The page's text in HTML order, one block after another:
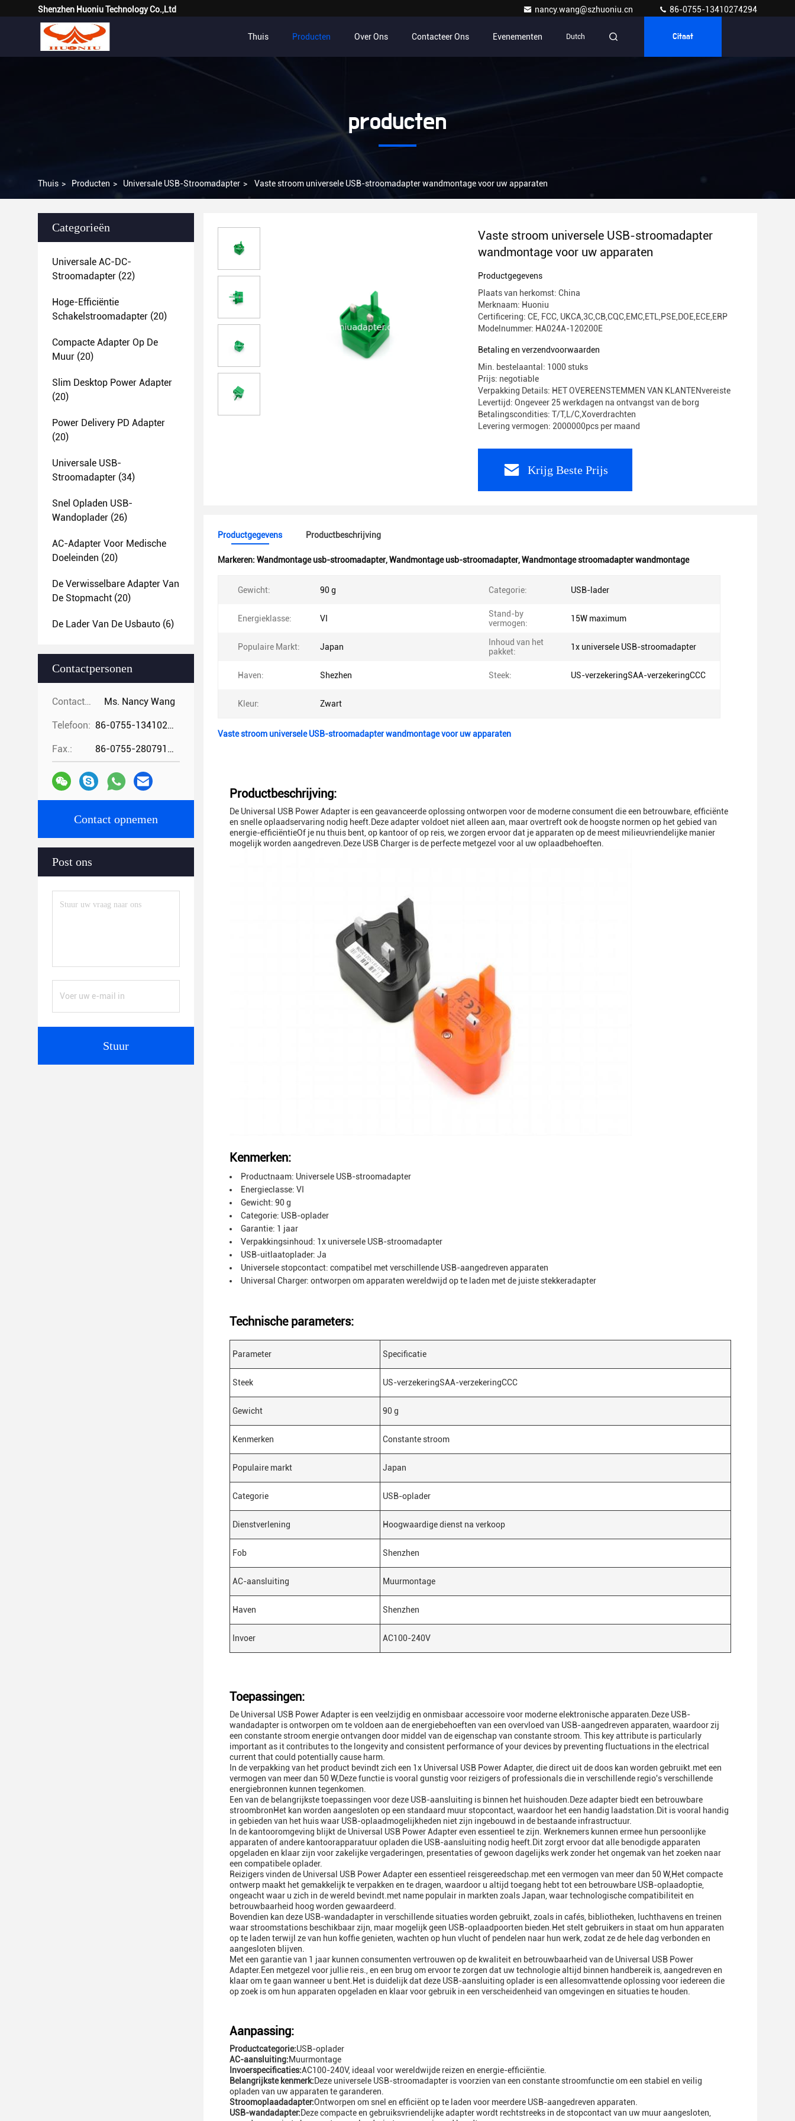
Shenzhen Huoniu Technology Co.,Ltd nancy.wang@szhuoniu.cn 86-0755-13410274294
Thuis Producten Over Ons Contacteer Ons Evenementen Dutch Citaat
producten
Thuis > Producten > Universale USB-Stroomadapter > Vaste stroom universele USB-stroomadapter wandmontage voor uw apparaten
Categorieën
Universale AC-DC-
Stroomadapter (22)
Hoge-Efficiëntie
Schakelstroomadapter (20)
Compacte Adapter Op De
Muur (20)
Slim Desktop Power Adapter
(20)
Power Delivery PD Adapter
(20)
Universale USB-
Stroomadapter (34)
Snel Opladen USB-
Wandoplader (26)
AC-Adapter Voor Medische
Doeleinden (20)
De Verwisselbare Adapter Van
De Stopmacht (20)
De Lader Van De Usbauto (6)
Contactpersonen
Contactpersonen: Ms. Nancy Wang
Telefoon: 86-0755-13410274294
Fax.: 86-0755-28079166
Contact opnemen
Post ons
Stuur
Vaste stroom universele USB-stroomadapter
wandmontage voor uw apparaten
Productgegevens
Plaats van herkomst: China
Merknaam: Huoniu
Certificering: CE, FCC, UKCA,3C,CB,CQC,EMC,ETL,PSE,DOE,ECE,ERP
Modelnummer: HA024A-120200E
Betaling en verzendvoorwaarden
Min. bestelaantal: 1000 stuks
Prijs: negotiable
Verpakking Details: HET OVEREENSTEMMEN VAN KLANTENvereiste
Levertijd: Ongeveer 25 werkdagen na ontvangst van de borg
Betalingscondities: T/T,L/C,Xoverdrachten
Levering vermogen: 2000000pcs per maand
Krijg Beste Prijs
Productgegevens Productbeschrijving
Markeren: Wandmontage usb-stroomadapter,Wandmontage usb-stroomadapter,Wandmontage stroomadapter wandmontage
Gewicht: 90 g Categorie: USB-lader
Energieklasse: VI
Stand-by
vermogen:
15W maximum
Populaire Markt: Japan
Inhoud van het
pakket:
1x universele USB-stroomadapter
Haven: Shezhen Steek: US-verzekeringSAA-verzekeringCCC
Kleur: Zwart
Vaste stroom universele USB-stroomadapter wandmontage voor uw apparaten
Productbeschrijving:
De Universal USB Power Adapter is een geavanceerde oplossing ontworpen voor de moderne consument die een betrouwbare, efficiënte
en snelle oplaadservaring nodig heeft.Deze adapter voldoet niet alleen aan, maar overtreft ook de hoogste normen op het gebied van
energie-efficiëntieOf je nu thuis bent, op kantoor of op reis, we zorgen ervoor dat je apparaten op de meest milieuvriendelijke manier
mogelijk worden aangedreven.Deze USB Charger is de perfecte metgezel voor al uw oplaadbehoeften.
Kenmerken:
Productnaam: Universele USB-stroomadapter
Energieclasse: VI
Gewicht: 90 g
Categorie: USB-oplader
Garantie: 1 jaar
Verpakkingsinhoud: 1x universele USB-stroomadapter
USB-uitlaatoplader: Ja
Universele stopcontact: compatibel met verschillende USB-aangedreven apparaten
Universal Charger: ontworpen om apparaten wereldwijd op te laden met de juiste stekkeradapter
Technische parameters:
Parameter Specificatie
Steek US-verzekeringSAA-verzekeringCCC
Gewicht 90 g
Kenmerken Constante stroom
Populaire markt Japan
Categorie USB-oplader
Dienstverlening Hoogwaardige dienst na verkoop
Fob Shenzhen
AC-aansluiting Muurmontage
Haven Shenzhen
Invoer AC100-240V
Toepassingen:
De Universal USB Power Adapter is een veelzijdig en onmisbaar accessoire voor moderne elektronische apparaten.Deze USB-
wandadapter is ontworpen om te voldoen aan de energiebehoeften van een overvloed van USB-aangedreven apparaten, waardoor zij
een constante stroom energie ontvangen door middel van de eigenschap van constante stroom. This key attribute is particularly
important as it contributes to the longevity and consistent performance of your devices by preventing fluctuations in the electrical
current that could potentially cause harm.
In de verpakking van het product bevindt zich een 1x Universal USB Power Adapter, die direct uit de doos kan worden gebruikt.met een
vermogen van meer dan 50 W,Deze functie is vooral gunstig voor reizigers of professionals die in verschillende regio's verschillende
energiebronnen kunnen tegenkomen.
Een van de belangrijkste toepassingen voor deze USB-aansluiting is binnen het huishouden.Deze adapter biedt een betrouwbare
stroombronHet kan worden aangesloten op een standaard muur stopcontact, waardoor het een handig laadstation.Dit is vooral handig
in gebieden van het huis waar USB-oplaadmogelijkheden niet zijn ingebouwd in de bestaande infrastructuur.
In de kantooromgeving blijkt de Universal USB Power Adapter even essentieel te zijn. Werknemers kunnen ermee hun persoonlijke
apparaten of andere kantoorapparatuur opladen die USB-aansluiting nodig heeft.Dit zorgt ervoor dat alle benodigde apparaten
opgeladen en klaar zijn voor zakelijke vergaderingen, presentaties of gewoon dagelijks werk zonder het ongemak van het zoeken naar
een compatibele oplader.
Reizigers vinden de Universal USB Power Adapter een essentieel reisgereedschap.met een vermogen van meer dan 50 W,Het compacte
ontwerp maakt het gemakkelijk te verpakken en te dragen, waardoor u altijd toegang hebt tot een betrouwbare USB-oplaadoptie,
ongeacht waar u zich in de wereld bevindt.met name populair in markten zoals Japan, waar technologische compatibiliteit en
betrouwbaarheid hoog worden gewaardeerd.
Bovendien kan deze USB-wandadapter in verschillende situaties worden gebruikt, zoals in cafés, bibliotheken, luchthavens en treinen
waar stroomstations beschikbaar zijn, maar mogelijk geen USB-oplaadpoorten bieden.Het stelt gebruikers in staat om hun apparaten
op te laden terwijl ze van hun koffie genieten, wachten op hun vlucht of pendelen naar hun werk, zodat ze de hele dag verbonden en
aangesloten blijven.
Met een garantie van 1 jaar kunnen consumenten vertrouwen op de kwaliteit en betrouwbaarheid van de Universal USB Power
Adapter.Een metgezel voor jullie reis., en een brug om ervoor te zorgen dat uw technologie altijd binnen handbereik is, aangedreven en
klaar om te gaan wanneer u bent.Het is duidelijk dat deze USB-aansluiting oplader is een allesomvattende oplossing voor iedereen die
op zoek is om hun apparaten opgeladen en klaar voor gebruik in een verscheidenheid van omgevingen en situaties te houden.
Aanpassing:
Productcategorie:USB-oplader
AC-aansluiting:Muurmontage
Invoerspecificaties:AC100-240V, ideaal voor wereldwijde reizen en energie-efficiëntie.
Belangrijkste kenmerk:Deze universele USB-stroomadapter is voorzien van een constante stroomfunctie om een stabiel en veilig
opladen van uw apparaten te garanderen.
Stroomoplaadadapter:Ontworpen om snel en efficiënt op te laden voor meerdere USB-aangedreven apparaten.
USB-wandadapter:Deze compacte en gebruiksvriendelijke adapter wordt rechtstreeks in de stopcontact van uw muur aangesloten,